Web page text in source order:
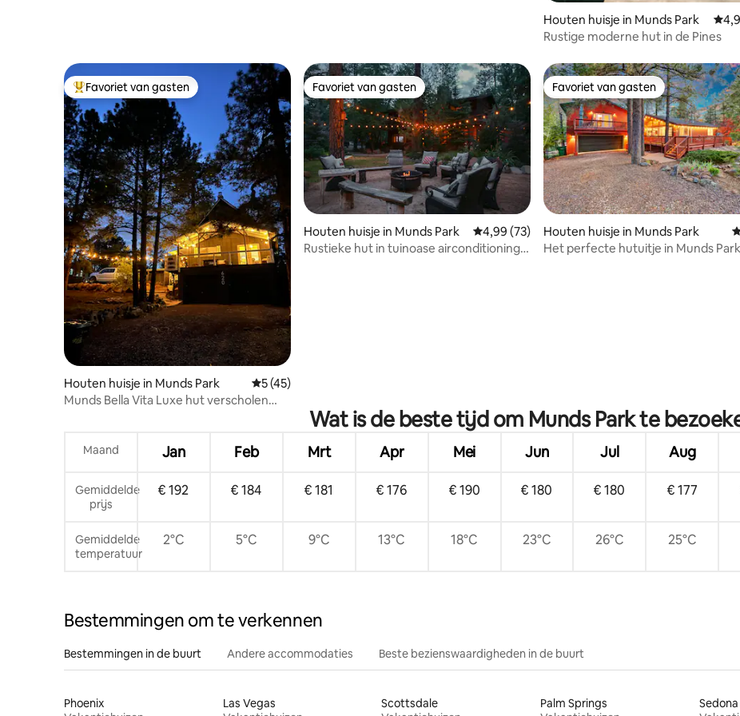
Houten huisje in Munds Park
Rustige moderne hut in de Pines
Topfavoriet van gasten
Favoriet van gasten
Houten huisje in Munds Park Gemiddelde beoordeling van 5 uit 5, 45 recensies
5 (45)
Munds Bella Vita Luxe hut verscholen
Favoriet van gasten
Favoriet van gasten
Houten huisje in Munds Park Gemiddelde beoordeling van 4,99 uit 5, 73
4,99 (73)
Rustieke hut in tuinoase airconditioning
Favoriet van gasten
Favoriet van gasten
Houten huisje in Munds Park
Het perfecte hutuitje in Munds Park
Wat is de beste tijd om Munds Park te
Maand Jan Feb Mrt Apr Mei Jun Jul Aug
Gemiddelde
prijs
€ 192 € 184 € 181 € 176 € 190 € 180 € 180 € 177
Gemiddelde
temperatuur
2°C 5°C 9°C 13°C 18°C 23°C 26°C 25°C
Bestemmingen om te verkennen
Bestemmingen in de buurt Andere accommodaties Beste bezienswaardigheden in de buurt
Phoenix
Las Vegas
Scottsdale
Palm Springs
Sedona